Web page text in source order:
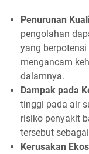
Penurunan
pengolahan
yang
mengancam
dalamnya.
Dampak pada
tinggi pada air
risiko penyakit
tersebut
Kerusakan